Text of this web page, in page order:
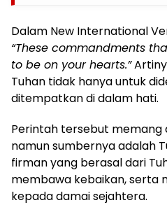
Dalam New International
“These commandments
to be on your hearts.”
Tuhan tidak hanya untuk
ditempatkan di dalam hati.
Perintah tersebut memang
namun sumbernya adalah
firman yang berasal dari
membawa kebaikan, serta
kepada damai sejahtera.